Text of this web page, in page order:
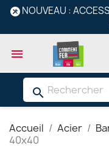
NOUVEAU :

search
Accueil Acier
40x40